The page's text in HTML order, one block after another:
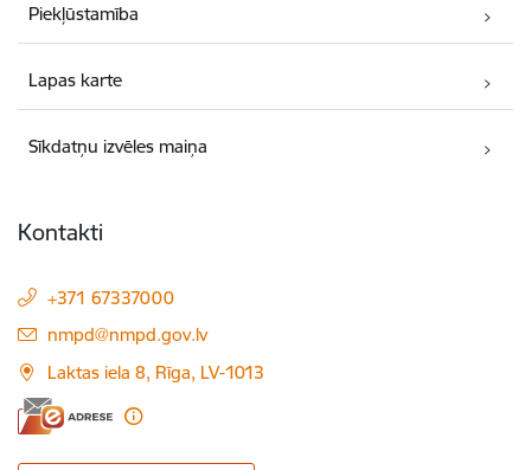
Piekļūstamība
Lapas karte
Sīkdatņu izvēles maiņa
Kontakti
+371 67337000
E-pasts:
nmpd@nmpd.gov.lv
Laktas iela 8, Rīga, LV-1013